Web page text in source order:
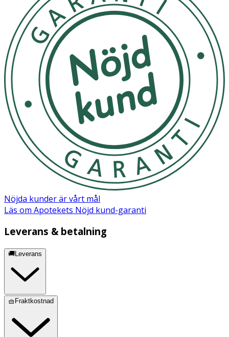
Cetearyl Alcohol, Glyceryl Stearate, Sorbitan Sesquioleate,
Glyceryl Caprylate, Hydroxyethylcellulose, Carbomer,
Arginine, Dimethicone
Nöjda kunder är vårt mål
Läs om Apotekets Nöjd kund-garanti
Leverans & betalning
🚚Leverans
🧺Fraktkostnad